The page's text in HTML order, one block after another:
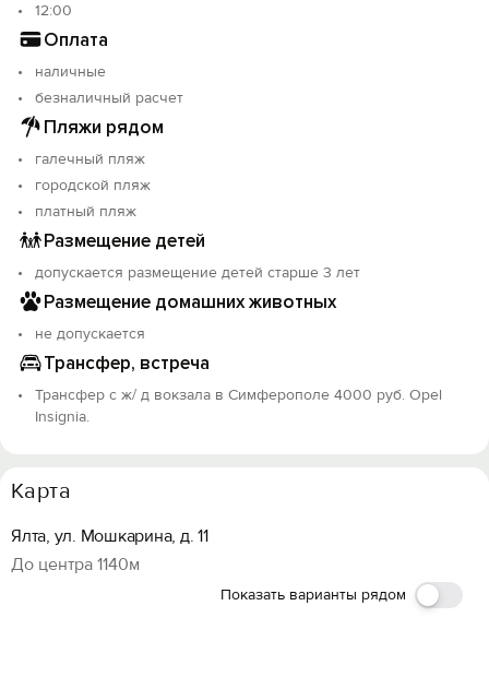
12:00
Оплата
наличные
безналичный расчет
Пляжи рядом
галечный пляж
городской пляж
платный пляж
Размещение детей
допускается размещение детей старше 3 лет
Размещение домашних животных
не допускается
Трансфер, встреча
Трансфер с ж/ д вокзала в Симферополе 4000 руб. Opel
Insignia.
Карта
Ялта, ул. Мошкарина, д. 11
До центра 1140м
Показать варианты рядом